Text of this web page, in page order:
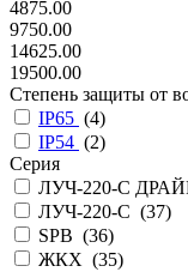
4875.00
9750.00
14625.00
19500.00
Степень защиты от
IP65 (4)
IP54 (2)
Серия
ЛУЧ-220-С
ЛУЧ-220-С (37)
SPB (36)
ЖКХ (35)